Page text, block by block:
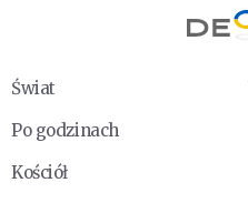
Świat
Po godzinach
Kościół